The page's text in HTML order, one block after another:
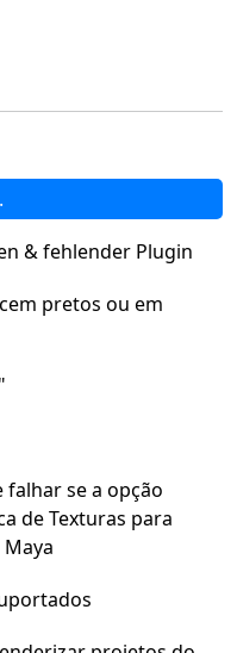
& fehlender Plugin
pretos ou em
se a opção
de Texturas para